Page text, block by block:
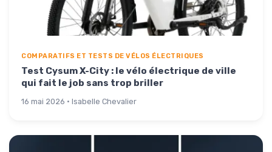
COMPARATIFS ET TESTS DE VÉLOS ÉLECTRIQUES
Test Cysum X-City : le vélo électrique de ville
qui fait le job sans trop briller
16 mai 2026 · Isabelle Chevalier